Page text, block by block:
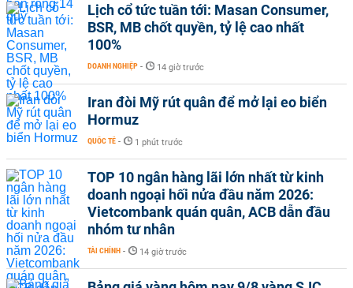
Lịch cổ tức tuần tới: Masan Consumer,
BSR, MB chốt quyền, tỷ lệ cao nhất
100%
DOANH NGHIỆP - 14 giờ trước
Iran đòi Mỹ rút quân để mở lại eo biển
Hormuz
QUỐC TẾ - 1 phút trước
TOP 10 ngân hàng lãi lớn nhất từ kinh
doanh ngoại hối nửa đầu năm 2026:
Vietcombank quán quân, ACB dẫn đầu
nhóm tư nhân
TÀI CHÍNH - 14 giờ trước